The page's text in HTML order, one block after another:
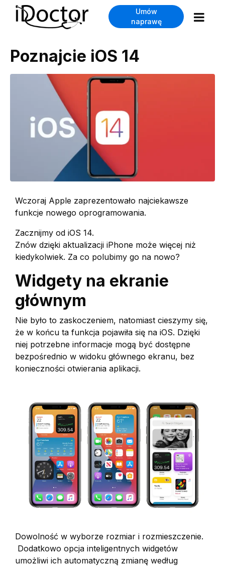
Umów
naprawę
Poznajcie iOS 14
Wczoraj Apple zaprezentowało najciekawsze
funkcje nowego oprogramowania.
Zacznijmy od iOS 14.
Znów dzięki aktualizacji iPhone może więcej niż
kiedykolwiek. Za co polubimy go na nowo?
Widgety na ekranie
głównym
Nie było to zaskoczeniem, natomiast cieszymy się,
że w końcu ta funkcja pojawiła się na iOS. Dzięki
niej potrzebne informacje mogą być dostępne
bezpośrednio w widoku głównego ekranu, bez
konieczności otwierania aplikacji.
Dowolność w wyborze rozmiar i rozmieszczenie.
Dodatkowo opcja inteligentnych widgetów
umożliwi ich automatyczną zmianę według